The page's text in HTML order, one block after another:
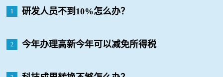
1 研发人员不到10%怎么办？
2
今年办理高新今年可以减免所得税